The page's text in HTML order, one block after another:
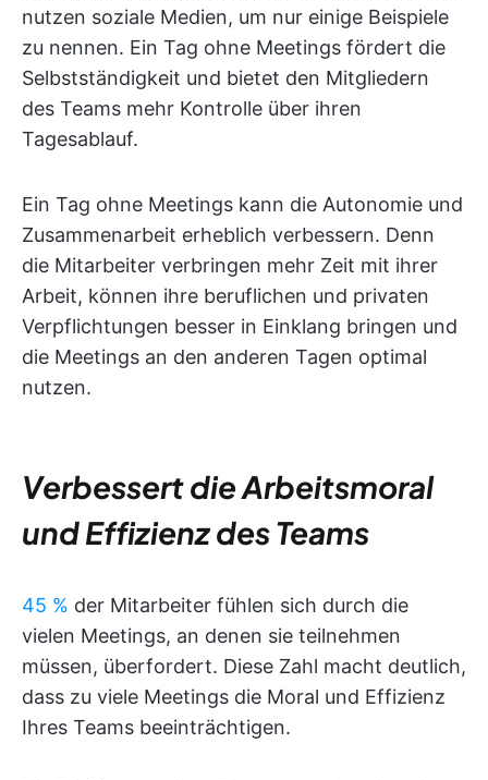
nutzen soziale Medien, um nur einige Beispiele
zu nennen. Ein Tag ohne Meetings fördert die
Selbstständigkeit und bietet den Mitgliedern
des Teams mehr Kontrolle über ihren
Tagesablauf.
Ein Tag ohne Meetings kann die Autonomie und
Zusammenarbeit erheblich verbessern. Denn
die Mitarbeiter verbringen mehr Zeit mit ihrer
Arbeit, können ihre beruflichen und privaten
Verpflichtungen besser in Einklang bringen und
die Meetings an den anderen Tagen optimal
nutzen.
Verbessert die Arbeitsmoral
und Effizienz des Teams
45 % der Mitarbeiter fühlen sich durch die
vielen Meetings, an denen sie teilnehmen
müssen, überfordert. Diese Zahl macht deutlich,
dass zu viele Meetings die Moral und Effizienz
Ihres Teams beeinträchtigen.